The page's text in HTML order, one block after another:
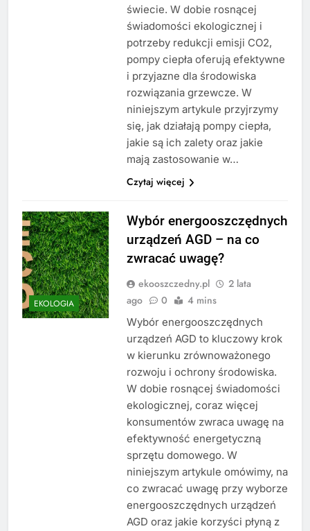
świecie. W dobie rosnącej
świadomości ekologicznej i
potrzeby redukcji emisji CO2,
pompy ciepła oferują efektywne
i przyjazne dla środowiska
rozwiązania grzewcze. W
niniejszym artykule przyjrzymy
się, jak działają pompy ciepła,
jakie są ich zalety oraz jakie
mają zastosowanie w…
Czytaj więcej
EKOLOGIA
Wybór energooszczędnych
urządzeń AGD – na co
zwracać uwagę?
ekooszczedny.pl
2 lata
ago
0 4 mins
Wybór energooszczędnych
urządzeń AGD to kluczowy krok
w kierunku zrównoważonego
rozwoju i ochrony środowiska.
W dobie rosnącej świadomości
ekologicznej, coraz więcej
konsumentów zwraca uwagę na
efektywność energetyczną
sprzętu domowego. W
niniejszym artykule omówimy, na
co zwracać uwagę przy wyborze
energooszczędnych urządzeń
AGD oraz jakie korzyści płyną z